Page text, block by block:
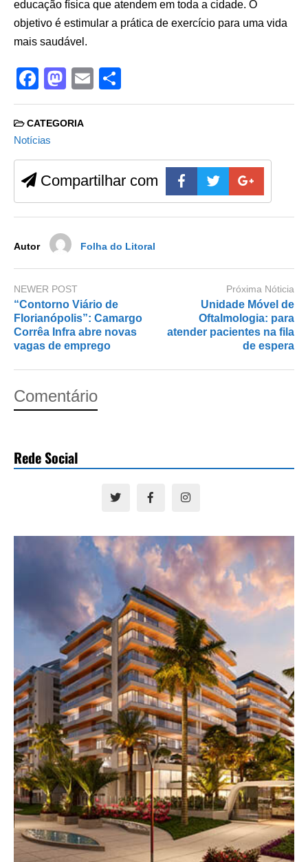
educação física que atendem em toda a cidade. O
objetivo é estimular a prática de exercício para uma vida
mais saudável.
F
a
c
e
b
o
o
M
a
st
d
o
n
E
m h
CATEGORIA
Notícias
Compartilhar com
Autor Folha do Litoral
NEWER POST
“Contorno Viário de
Florianópolis”: Camargo
Corrêa Infra abre novas
vagas de emprego
Próxima Nóticia
Unidade Móvel de
Oftalmologia: para
atender pacientes na fila
de espera
Comentário
Rede Social